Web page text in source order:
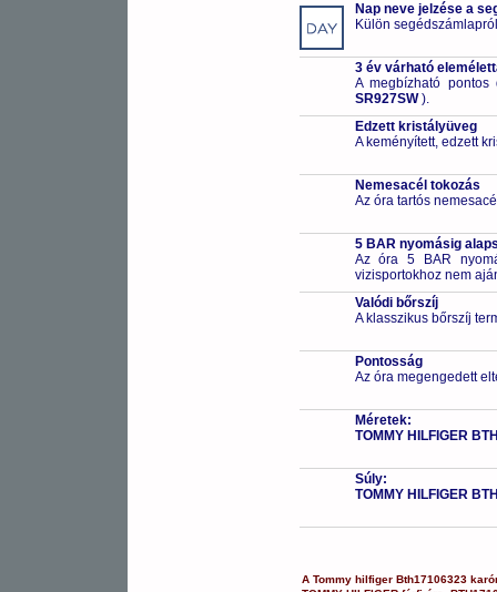
Nap neve jelzése a
Külön
3 év várható
A megbízható
SR927SW).
Edzett kristályüveg
A keményített, edzett
Nemesacél tokozás
Az óra tartós
5 BAR nyomásig
Az óra 5 BAR
vizisportokhoz nem
Valódi bőrszíj
A klasszikus bőrszíj
Pontosság
Az óra megengedett
Méretek:
TOMMY HILFIGER
Súly:
TOMMY HILFIGER
A Tommy hilfiger Bth17106323